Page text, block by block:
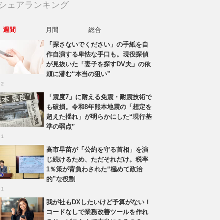
ェアランキング
週間 月間
総合
「探さないでください」の手紙を自
作自演する卑怯な手口も。現役探偵
が見抜いた「妻子を探すDV夫」の依
頼に潜む“本当の狙い”
「震度7」に耐える免震・耐震技術で
も破損。令和8年熊本地震の「想定を
超えた揺れ」が明らかにした“現行基
準の弱点”
高市早苗が「公約を守る首相」を演
じ続けるため、ただそれだけ。税率
1％策が背負わされた“極めて政治
的”な役割
我が社もDXしたいけど予算がない！
コードなしで業務改善ツールを作れ